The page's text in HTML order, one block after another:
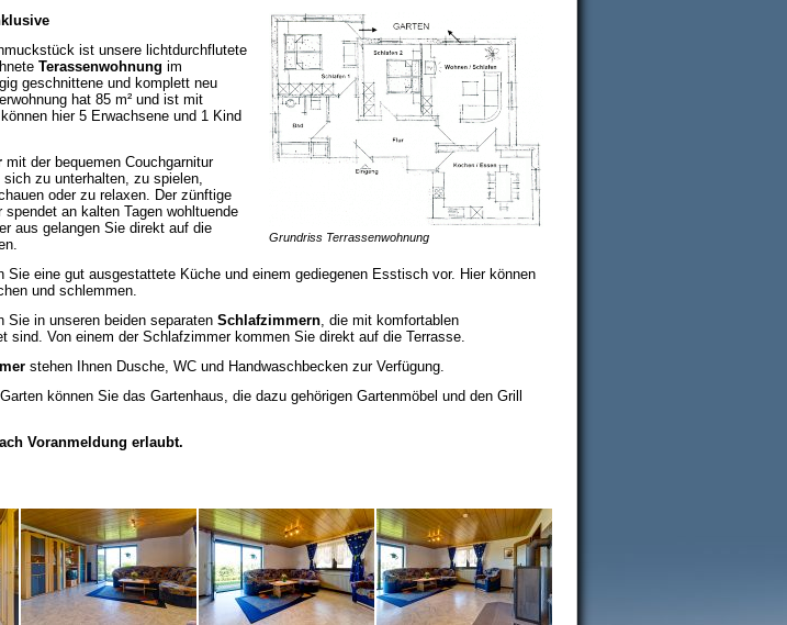
Grundriss Terrassenwohnung
ist unsere lichtdurchflutete
Terassenwohnung im
geschnittene und komplett neu
hat 85 m² und ist mit
hier 5 Erwachsene und 1 Kind
mit der bequemen Couchgarnitur
zu unterhalten, zu spielen,
oder zu relaxen. Der zünftige
an kalten Tagen wohltuende
aus gelangen Sie direkt auf die
Sie eine gut ausgestattete Küche und einem gediegenen Esstisch vor. Hier können
und schlemmen.
Sie in unseren beiden separaten Schlafzimmern, die mit komfortablen
sind. Von einem der Schlafzimmer kommen Sie direkt auf die Terrasse.
stehen Ihnen Dusche, WC und Handwaschbecken zur Verfügung.
können Sie das Gartenhaus, die dazu gehörigen Gartenmöbel und den Grill
Voranmeldung erlaubt.